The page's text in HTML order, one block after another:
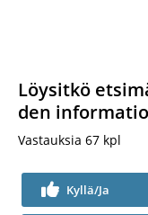
Löysitkö
den
Vastauksia 67 kpl
Kyllä/Ja